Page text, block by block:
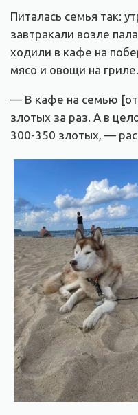
Питалась семья так:
завтракали возле
ходили в кафе на
мясо и овощи на гриле.
— В кафе на семью
злотых за раз. А в
300-350 злотых, —